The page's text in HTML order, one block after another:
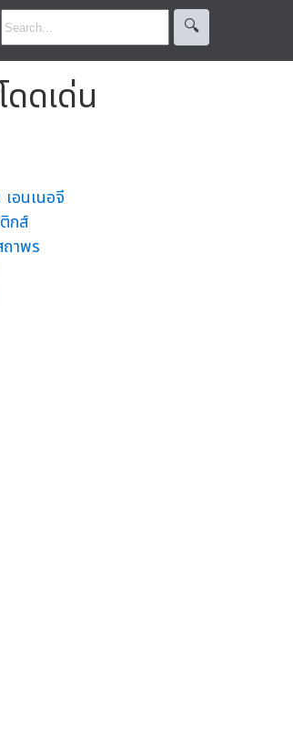
🔍︎
ดเด่น
เอนเนอจี
กส์
าพร